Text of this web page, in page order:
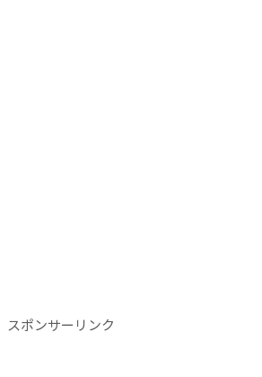
スポンサーリンク